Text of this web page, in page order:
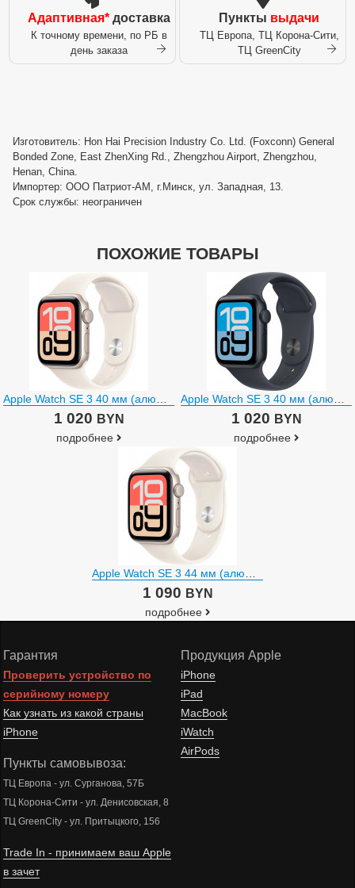
Адаптивная*доставка
К точному времени, по РБ в
день заказа
Пункты выдачи
ТЦ Европа, ТЦ Корона-Сити,
ТЦ GreenCity
Изготовитель: Hon Hai Precision Industry Co. Ltd. (Foxconn) General
Bonded Zone, East ZhenXing Rd., Zhengzhou Airport, Zhengzhou,
Henan, China.
Импортер: ООО Патриот-АМ, г.Минск, ул. Западная, 13.
Срок службы: неограничен
ПОХОЖИЕ ТОВАРЫ
1 020 BYN
подробнее
1 020 BYN
подробнее
1 090 BYN
подробнее
Гарантия
Проверить устройство по
серийному номеру
Как узнать из какой страны
iPhone
Пункты самовывоза:
ТЦ Европа - ул. Сурганова, 57Б
ТЦ Корона-Сити - ул. Денисовская, 8
ТЦ GreenCity - ул. Притыцкого, 156
Trade In - принимаем ваш Apple
в зачет
Продукция Apple
iPhone
iPad
MacBook
iWatch
AirPods